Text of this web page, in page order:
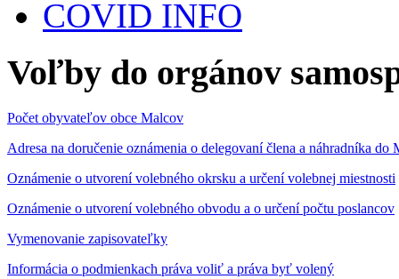
COVID INFO
Voľby do orgánov
Počet obyvateľov obce Malcov
Adresa na doručenie oznámenia o delegovaní člena a náhradníka
Oznámenie o utvorení volebného okrsku a určení volebnej miestnosti
Oznámenie o utvorení volebného obvodu a o určení počtu poslancov
Vymenovanie zapisovateľky
Informácia o podmienkach práva voliť a práva byť volený